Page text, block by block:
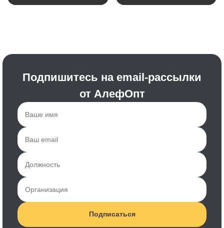
Подпишитесь на email-рассылки
от АлефОпт
Подписаться